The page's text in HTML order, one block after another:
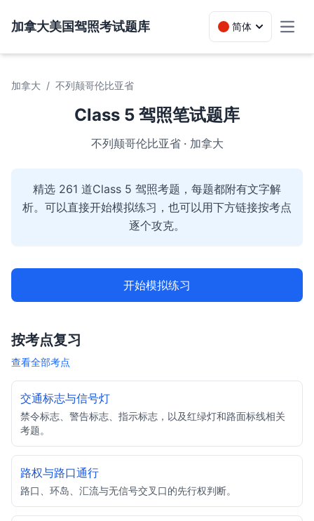
加拿大美国驾照考试题库 简体
加拿大 / 不列颠哥伦比亚省
Class 5 驾照笔试题库
不列颠哥伦比亚省 · 加拿大
精选 261 道Class 5 驾照考题，每题都附有文字解
析。可以直接开始模拟练习，也可以用下方链接按考点
逐个攻克。
开始模拟练习
按考点复习
查看全部考点
交通标志与信号灯
禁令标志、警告标志、指示标志，以及红绿灯和路面标线相关
考题。
路权与路口通行
路口、环岛、汇流与无信号交叉口的先行权判断。